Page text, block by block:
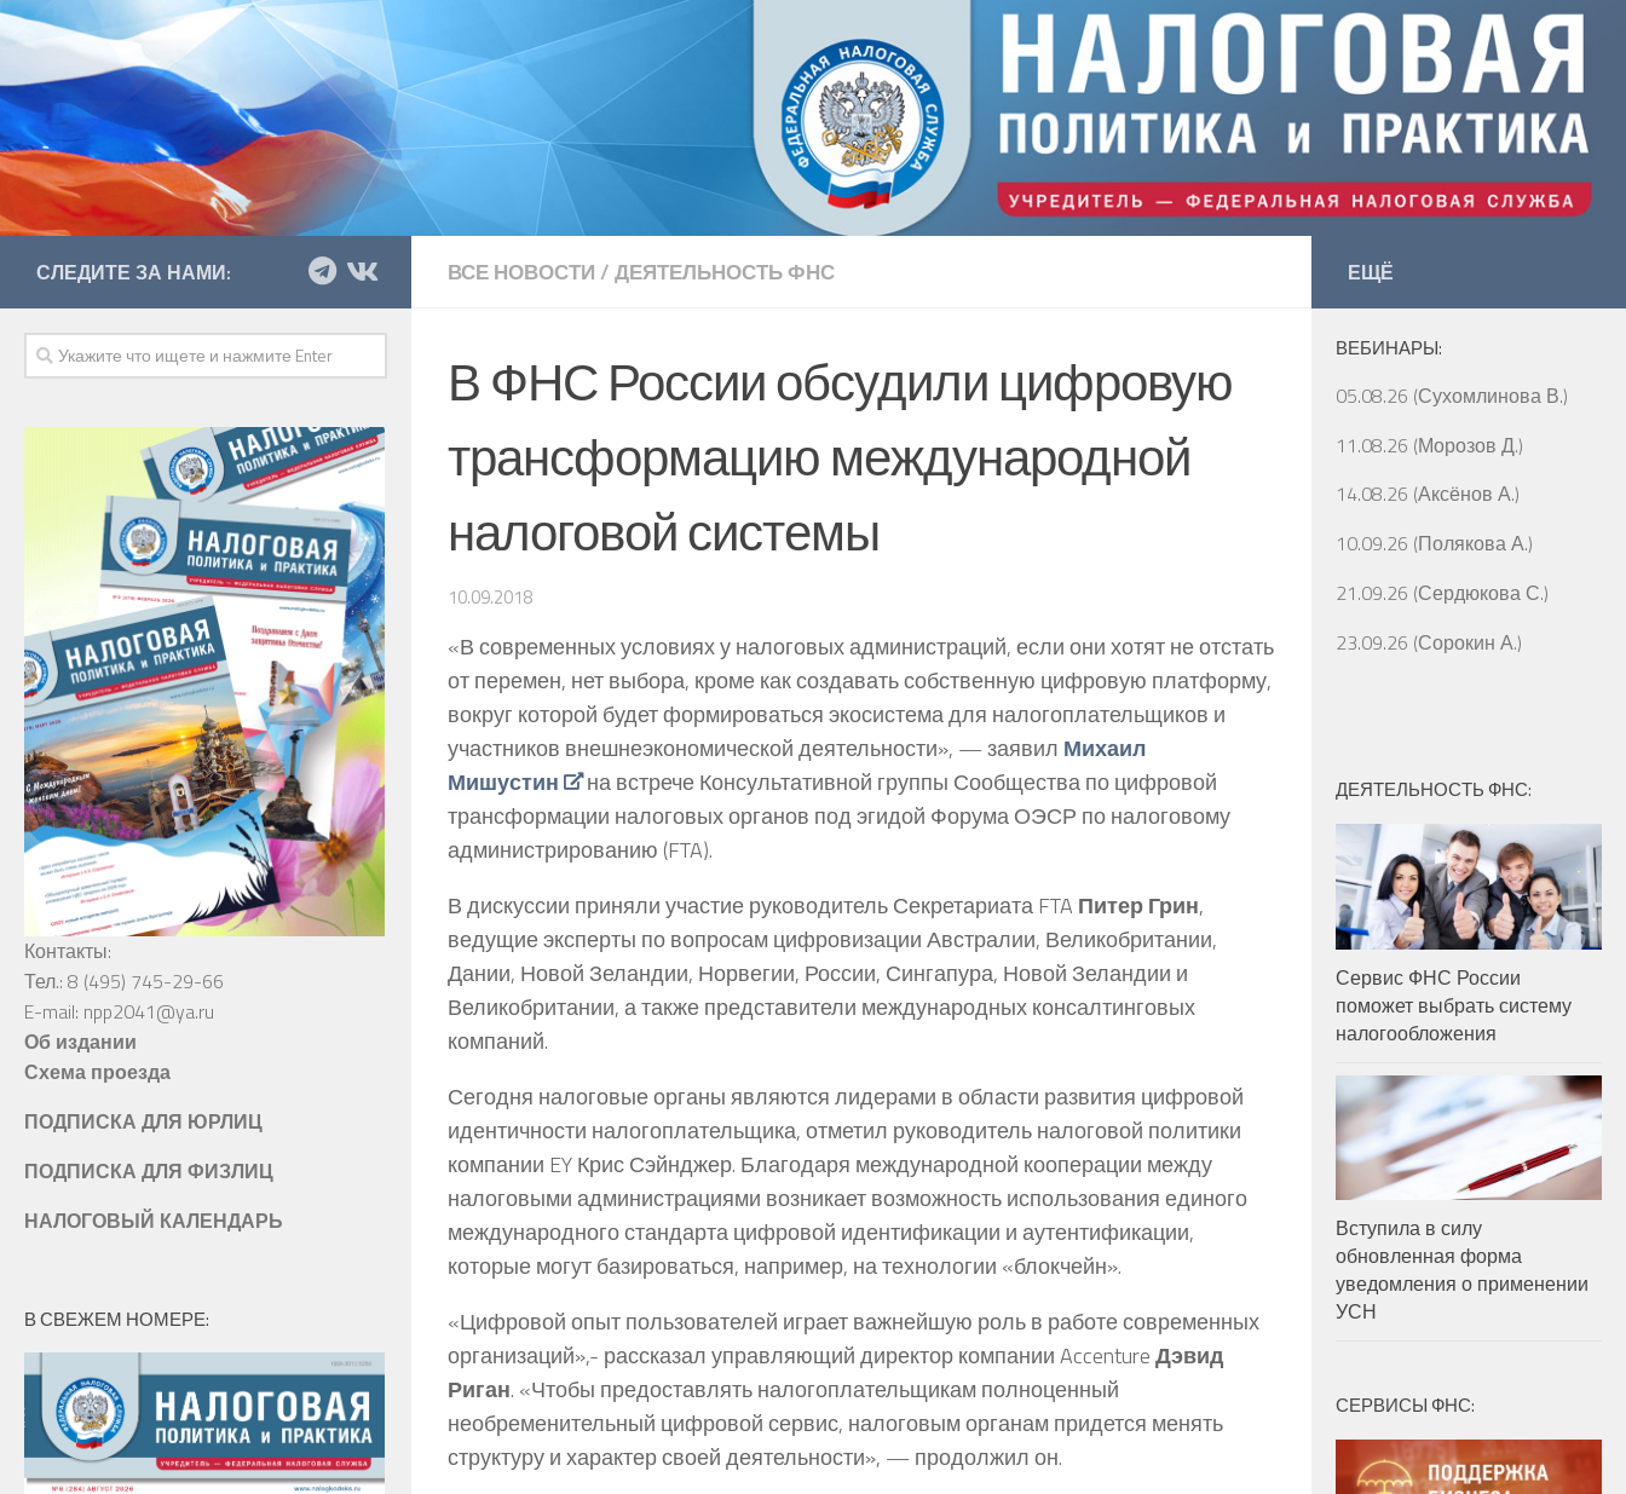
ВСЕ НОВОСТИ/ДЕЯТЕЛЬНОСТЬ ФНС
В ФНС России обсудили цифровую
трансформацию международной
налоговой системы
10.09.2018
«В современных условиях у налоговых администраций, если они хотят не отстать
от перемен, нет выбора, кроме как создавать собственную цифровую платформу,
вокруг которой будет формироваться экосистема для налогоплательщиков и
участников внешнеэкономической деятельности», — заявил Михаил
Мишустин
на встрече Консультативной группы Сообщества по цифровой
трансформации налоговых органов под эгидой Форума ОЭСР по налоговому
администрированию (FTA).
В дискуссии приняли участие руководитель Секретариата FTA Питер Грин,
ведущие эксперты по вопросам цифровизации Австралии, Великобритании,
Дании, Новой Зеландии, Норвегии, России, Сингапура, Новой Зеландии и
Великобритании, а также представители международных консалтинговых
компаний.
Сегодня налоговые органы являются лидерами в области развития цифровой
идентичности налогоплательщика, отметил руководитель налоговой политики
компании EY Крис Сэйнджер. Благодаря международной кооперации между
налоговыми администрациями возникает возможность использования единого
международного стандарта цифровой идентификации и аутентификации,
которые могут базироваться, например, на технологии «блокчейн».
«Цифровой опыт пользователей играет важнейшую роль в работе современных
организаций»,- рассказал управляющий директор компании AccentureДэвид
Риган. «Чтобы предоставлять налогоплательщикам полноценный
необременительный цифровой сервис, налоговым органам придется менять
структуру и характер своей деятельности», — продолжил он.
СЛЕДИТЕ ЗА НАМИ:
Контакты:
Тел.: 8 (495) 745-29-66
E-mail: npp2041@ya.ru
Об издании
Схема проезда
ПОДПИСКА ДЛЯ ЮРЛИЦ
ПОДПИСКА ДЛЯ ФИЗЛИЦ
НАЛОГОВЫЙ КАЛЕНДАРЬ
В СВЕЖЕМ НОМЕРЕ:
ЕЩЁ
ВЕБИНАРЫ:
05.08.26 (Сухомлинова В.)
11.08.26 (Морозов Д.)
14.08.26 (Аксёнов А.)
10.09.26 (Полякова А.)
21.09.26 (Сердюкова С.)
23.09.26 (Сорокин А.)
ДЕЯТЕЛЬНОСТЬ ФНС:
Сервис ФНС России
поможет выбрать систему
налогообложения
Вступила в силу
обновленная форма
уведомления о применении
УСН
СЕРВИСЫ ФНС: